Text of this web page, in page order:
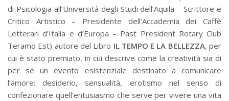
di Psicologia all’Università degli Studi dell’Aquila – Scrittore e
Critico Artistico – Presidente dell’Accademia dei Caffè
Letterari d’Italia e d’Europa – Past President Rotary Club
Teramo Est) autore del Libro IL TEMPO E LA BELLEZZA, per
cui è stato premiato, in cui descrive come la creatività sia di
per sé un evento esistenziale destinato a comunicare
l’amore: desiderio, sensualità, erotismo nel senso di
confezionare quell’entusiasmo che serve per vivere una vita